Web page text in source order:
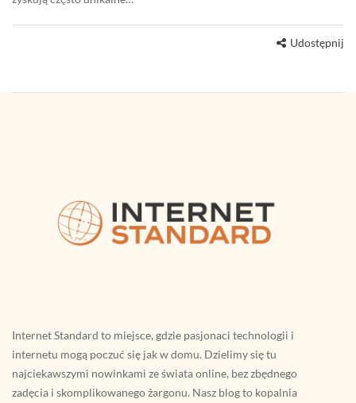
Udostępnij
Internet Standard to miejsce, gdzie pasjonaci technologii i
internetu mogą poczuć się jak w domu. Dzielimy się tu
najciekawszymi nowinkami ze świata online, bez zbędnego
zadęcia i skomplikowanego żargonu. Nasz blog to kopalnia